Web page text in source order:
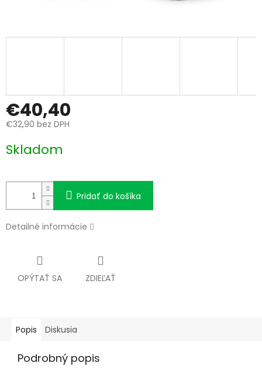
€40,40
€32,90 bez DPH
cena:
Skladom
Pridať do košíka
Detailné informácie
OPÝTAŤ SA ZDIEĽAŤ
Popis Diskusia
Podrobný popis